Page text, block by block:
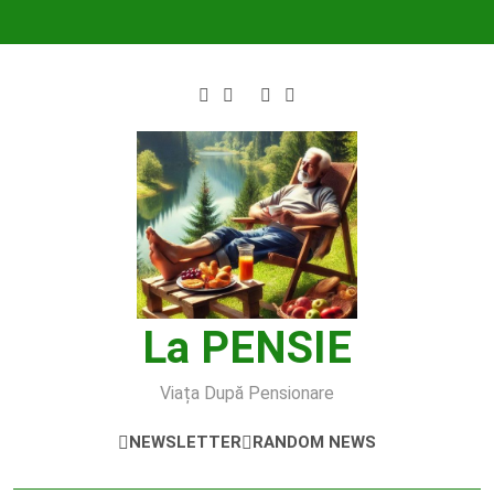
La PENSIE
Viața După Pensionare
NEWSLETTER RANDOM NEWS